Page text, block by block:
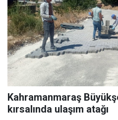
Kahramanmaraş
kırsalında ulaşım atağı